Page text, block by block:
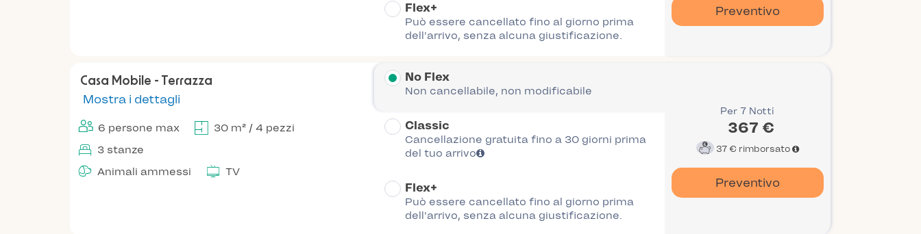
Flex+
Può essere cancellato fino al giorno prima
dell'arrivo, senza alcuna giustificazione.
Preventivo
Casa Mobile - Terrazza
Mostra i dettagli
6 persone max
30 m² / 4 pezzi
3 stanze
Animali ammessi
TV
No Flex
Non cancellabile, non modificabile
Classic
Cancellazione gratuita fino a 30 giorni prima
del tuo arrivo
Flex+
Può essere cancellato fino al giorno prima
dell'arrivo, senza alcuna giustificazione.
Per 7 Notti
367 €
37 € rimborsato
Preventivo